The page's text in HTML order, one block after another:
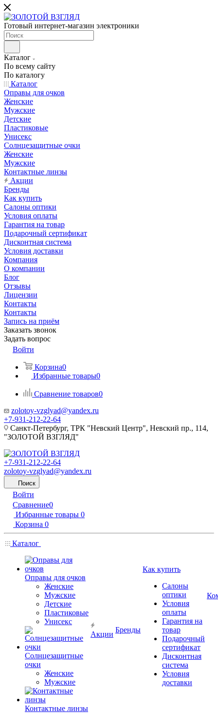
Готовый интернет-магазин электроники
Каталог
По всему сайту
По каталогу
Каталог
Оправы для очков
Женские
Мужские
Детские
Пластиковые
Унисекс
Солнцезащитные очки
Женские
Мужские
Контактные линзы
Акции
Бренды
Как купить
Салоны оптики
Условия оплаты
Гарантия на товар
Подарочный сертификат
Дисконтная система
Условия доставки
Компания
О компании
Блог
Отзывы
Лицензии
Контакты
Контакты
Запись на приём
Заказать звонок
Задать вопрос
Войти
Корзина0
Избранные товары0
Сравнение товаров0
zolotoy-vzglyad@yandex.ru
+7-931-212-22-64
Санкт-Петербург, ТРК "Невский Центр", Невский пр., 114,
"ЗОЛОТОЙ ВЗГЛЯД"
+7-931-212-22-64
zolotoy-vzglyad@yandex.ru
Поиск
Войти
Сравнение0
Избранные товары 0
Корзина 0
Каталог
Оправы для очков
Женские
Мужские
Детские
Пластиковые
Унисекс
Солнцезащитные
очки
Женские
Мужские
Контактные линзы
Акции
Бренды
Как купить
Салоны
оптики
Условия
оплаты
Гарантия на
товар
Подарочный
сертификат
Дисконтная
система
Условия
доставки